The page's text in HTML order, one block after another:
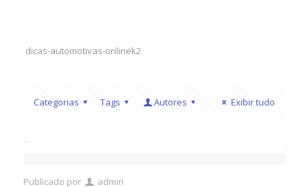
dicas-automotivas-onlinek2
Categorias Tags Autores Exibir tudo
Publicado por admin